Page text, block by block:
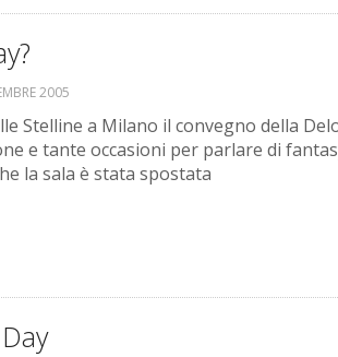
2005
Stelline a Milano il convegno della
e tante occasioni per parlare di
la sala è stata spostata